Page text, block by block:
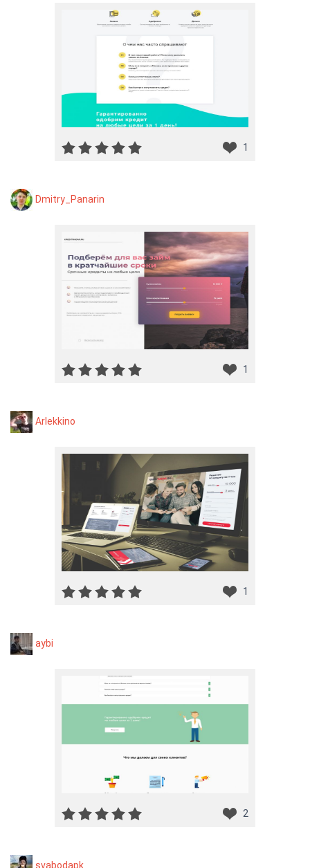
1
Dmitry_Panarin
1
Arlekkino
1
aybi
2
svabodapk